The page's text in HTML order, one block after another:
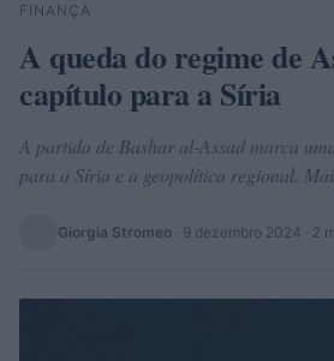
Buscar
FINANÇA
A queda do regime de
capítulo para a Síria
A partida de Bashar al-Assad marca
para a Síria e a geopolítica regional.
Giorgia Stromeo · 9 dezembro 2024 · 2